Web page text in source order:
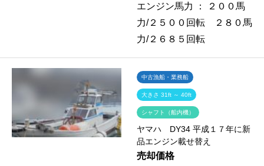
エンジン馬力 ：
２００馬
力/２５００回転 ２８０馬
力/２６８５回転
中古漁船・業務船
大きさ 31ft ～ 40ft
シャフト（船内機）
ヤマハ DY34 平成１７年に新
品エンジン載せ替え
売却価格